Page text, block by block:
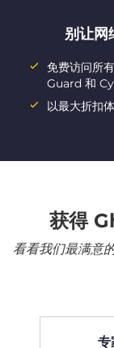
别让网
免费访问所
Guard 和
以最大折扣
获得
看看我们最满意
专